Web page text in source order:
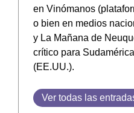
en Vinómanos
o bien en medios
y La Mañana de
crítico para
(EE.UU.).
Ver todas las